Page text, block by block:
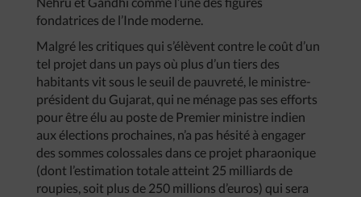
fondatrices de l’Inde moderne.
Malgré les critiques qui s’élèvent contre le coût d’un
tel projet dans un pays où plus d’un tiers des
habitants vit sous le seuil de pauvreté, le ministre-
président du Gujarat, qui ne ménage pas ses efforts
pour être élu au poste de Premier ministre indien
aux élections prochaines, n’a pas hésité à engager
des sommes colossales dans ce projet pharaonique
(dont l’estimation totale atteint 25 milliards de
roupies, soit plus de 250 millions d’euros) qui sera